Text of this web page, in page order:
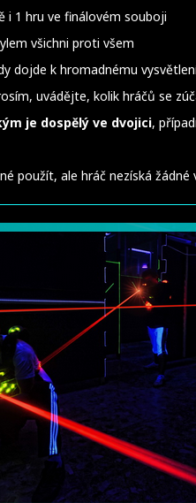
i 1 hru ve finálovém souboji
všichni proti všem
dojde k hromadnému
uvádějte, kolik hráčů se
je dospělý ve dvojici,
použít, ale hráč nezíská žádné